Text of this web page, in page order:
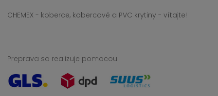
CHEMEX - koberce, kobercové a PVC krytiny - vítajte!
Preprava sa realizuje pomocou: